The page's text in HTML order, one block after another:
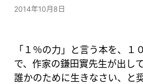
2014年10月8日
「１％の力」と言う本を、１
で、作家の鎌田實先生が出し
誰かのために生きなさい、と